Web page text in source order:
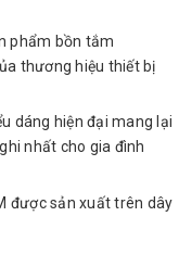
phẩm bồn tắm
thương hiệu thiết bị
dáng hiện đại mang lại
nhất cho gia đình
được sản xuất trên dây